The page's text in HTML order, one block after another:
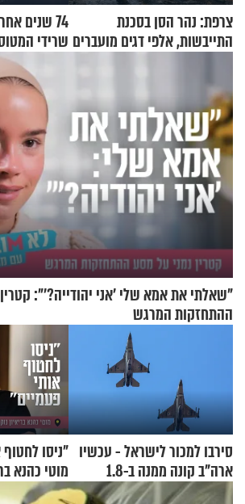
צרפת: נהר הסן בסכנת
התייבשות, אלפי דגים מועברים
74 שנים
שרידי
עם עשרות
"שאלתי את אמא שלי 'אני יהודייה?'":
ההתחזקות המרגש
סירבו למכור לישראל - עכשיו
ארה"ב קונה ממנה ב-1.8
מיליארד דולר
"ניסו
מוטי כהנא